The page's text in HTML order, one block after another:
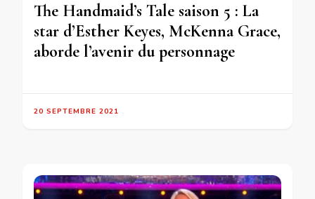
The Handmaid’s Tale saison 5 : La
star d’Esther Keyes, McKenna Grace,
aborde l’avenir du personnage
20 SEPTEMBRE 2021